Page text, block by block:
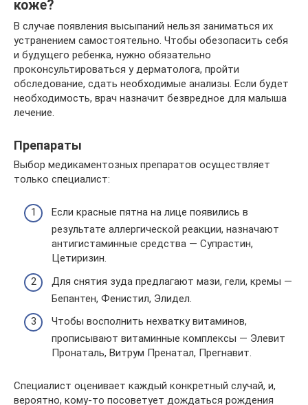
коже?
В случае появления высыпаний нельзя заниматься их
устранением самостоятельно. Чтобы обезопасить себя
и будущего ребенка, нужно обязательно
проконсультироваться у дерматолога, пройти
обследование, сдать необходимые анализы. Если будет
необходимость, врач назначит безвредное для малыша
лечение.
Препараты
Выбор медикаментозных препаратов осуществляет
только специалист:
Если красные пятна на лице появились в
результате аллергической реакции, назначают
антигистаминные средства — Супрастин,
Цетиризин.
Для снятия зуда предлагают мази, гели, кремы —
Бепантен, Фенистил, Элидел.
Чтобы восполнить нехватку витаминов,
прописывают витаминные комплексы — Элевит
Пронаталь, Витрум Пренатал, Прегнавит.
Специалист оценивает каждый конкретный случай, и,
вероятно, кому-то посоветует дождаться рождения